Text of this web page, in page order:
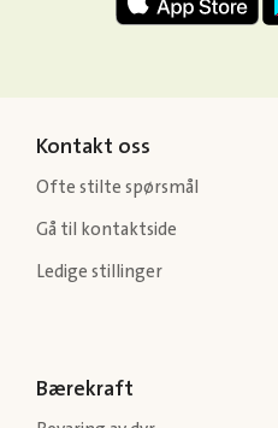
Kontakt oss
Ofte stilte spørsmål
Gå til kontaktside
Ledige stillinger
Bærekraft